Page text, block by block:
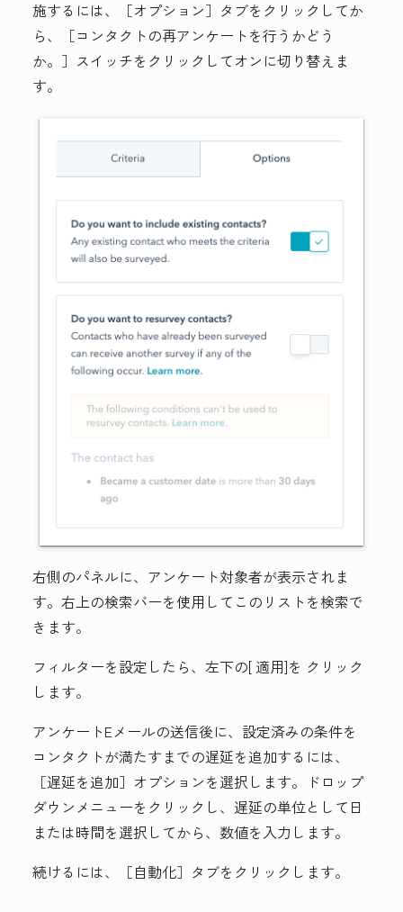
施するには、［オプション］ タブをクリックしてか
ら、［コンタクトの再アンケートを行うかどう
か。］ スイッチをクリックしてオンに切り替えま
す。
右側のパネルに、アンケート対象者が表示されま
す。右上の検索バーを使用してこのリストを検索で
きます。
フィルターを設定したら、左下の[ 適用]を クリック
します。
アンケートEメールの送信後に、設定済みの条件を
コンタクトが満たすまでの遅延を追加するには、
［遅延を追加］ オプションを選択します。
ドロップ
ダウンメニューをクリックし、遅延の単位として 日
または時間を選択してから、 数値を入力します。
続けるには、［自動化］ タブをクリックします。